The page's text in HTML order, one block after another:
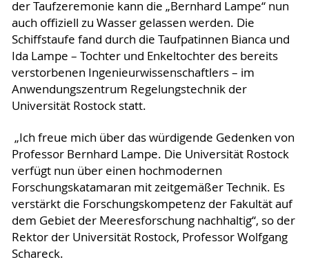
der Taufzeremonie kann die „Bernhard Lampe“ nun
auch offiziell zu Wasser gelassen werden. Die
Schiffstaufe fand durch die Taufpatinnen Bianca und
Ida Lampe – Tochter und Enkeltochter des bereits
verstorbenen Ingenieurwissenschaftlers – im
Anwendungszentrum Regelungstechnik der
Universität Rostock statt.
„Ich freue mich über das würdigende Gedenken von
Professor Bernhard Lampe. Die Universität Rostock
verfügt nun über einen hochmodernen
Forschungskatamaran mit zeitgemäßer Technik. Es
verstärkt die Forschungskompetenz der Fakultät auf
dem Gebiet der Meeresforschung nachhaltig“, so der
Rektor der Universität Rostock, Professor Wolfgang
Schareck.